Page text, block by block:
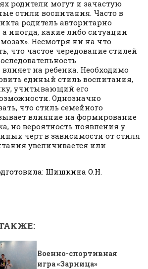
родители могут и зачастую
стили воспитания. Часто в
родитель авторитарно
иногда, какие либо ситуации
Несмотря ни на что
что частое чередование стилей
на ребенка. Необходимо
единый стиль воспитания,
учитывающий его
Однозначно
что стиль семейного
влияние на формирование
но вероятность появления у
черт в зависимости от стиля
увеличивается или
Шишкина О.Н.
Военно-спортивная
игра «Зарница»